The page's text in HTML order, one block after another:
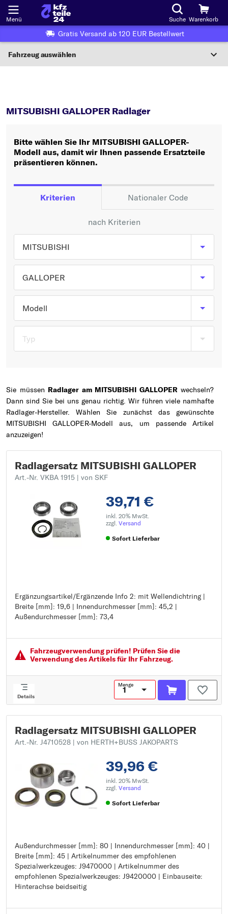
Menü Suche Warenkorb
Gratis Versand ab 120 EUR Bestellwert
Fahrzeug auswählen
Wo finde ich die?
Oder
Oder Fahrzeugauswahl nach Kriterien:
Hersteller wählen
Typ wählen
MITSUBISHI GALLOPER Radlager
Bitte wählen Sie Ihr MITSUBISHI GALLOPER-
Modell aus, damit wir Ihnen passende Ersatzteile
präsentieren können.
Kriterien Nationaler Code
nach Kriterien
MITSUBISHI
GALLOPER
Modell
Typ
Sie müssen Radlager am MITSUBISHI GALLOPER wechseln?
Dann sind Sie bei uns genau richtig. Wir führen viele namhafte
Radlager-Hersteller. Wählen Sie zunächst das gewünschte
MITSUBISHI GALLOPER-Modell aus, um passende Artikel
anzuzeigen!
Radlagersatz MITSUBISHI GALLOPER
Art.-Nr. VKBA 1915 | von SKF
39,71 €
inkl. 20% MwSt.
zzgl. Versand
Sofort Lieferbar
Ergänzungsartikel/Ergänzende Info 2: mit Wellendichtring |
Breite [mm]: 19,6 | Innendurchmesser [mm]: 45,2 |
Außendurchmesser [mm]: 73,4
Ergänzungsartikel/Ergänzende Info 2: mit Wellendichtring
Breite [mm]: 19,6
Innendurchmesser [mm]: 45,2
Fahrzeugver­wendung prüfen! Prüfen Sie die
Verwendung des Artikels für Ihr Fahrzeug.
Details
Menge
Radlagersatz MITSUBISHI GALLOPER
Art.-Nr. J4710528 | von HERTH+BUSS JAKOPARTS
39,96 €
inkl. 20% MwSt.
zzgl. Versand
Sofort Lieferbar
Außendurchmesser [mm]: 80 | Innendurchmesser [mm]: 40 |
Breite [mm]: 45 | Artikelnummer des empfohlenen
Spezialwerkzeuges: J9470000 | Artikelnummer des
empfohlenen Spezialwerkzeuges: J9420000 | Einbauseite:
Hinterachse beidseitig
Außendurchmesser [mm]: 80
Innendurchmesser [mm]: 40
Breite [mm]: 45
Artikelnummer des empfohlenen Spezialwerkzeuges:
J9470000
J9420000